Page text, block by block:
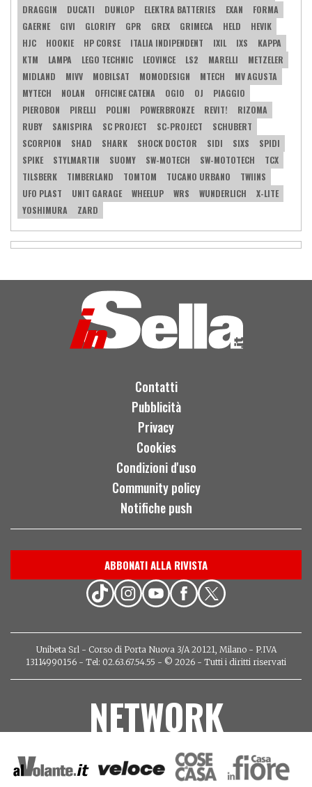
DRAGGIN
DUCATI DUNLOP ELEKTRA BATTERIES EXAN
FORMA
GAERNE
GIVI GLORIFY GPR GREX GRIMECA HELD
HEVIK
HJC
HOOKIE HP CORSE ITALIA INDIPENDENT IXIL IXS
KAPPA
KTM
LAMPA LEGO TECHNIC LEOVINCE LS2 MARELLI
METZELER
MIDLAND
MIVV MOBILSAT MOMODESIGN MTECH
MV AGUSTA
MYTECH
NOLAN OFFICINE CATENA OGIO OJ
PIAGGIO
PIEROBON
PIRELLI POLINI POWERBRONZE REVIT!
RIZOMA
RUBY
SANISPIRA SC PROJECT SC-PROJECT
SCHUBERT
SCORPION
SHAD SHARK SHOCK DOCTOR SIDI SIXS
SPIDI
SPIKE
STYLMARTIN SUOMY SW-MOTECH SW-MOTOTECH
TCX
TILSBERK
TIMBERLAND TOMTOM TUCANO URBANO
TWIINS
UFO PLAST
UNIT GARAGE WHEELUP WRS WUNDERLICH
X-LITE
YOSHIMURA
ZARD
Contatti
Pubblicità
Privacy
Cookies
Condizioni d'uso
Community policy
Notifiche push
ABBONATI ALLA RIVISTA
Unibeta Srl - Corso di Porta Nuova 3/A 20121, Milano - P.IVA
13114990156 - Tel: 02.63.67.54.55 - © 2026 - Tutti i diritti riservati
NETWORK